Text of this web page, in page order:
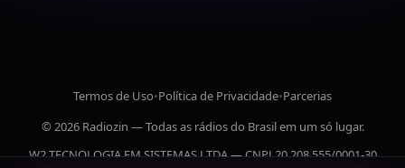
Termos de Uso•Política de Privacidade•Parcerias
© 2026 Radiozin — Todas as rádios do Brasil em um só lugar.
W2 TECNOLOGIA EM SISTEMAS LTDA — CNPJ 20.208.555/0001-30